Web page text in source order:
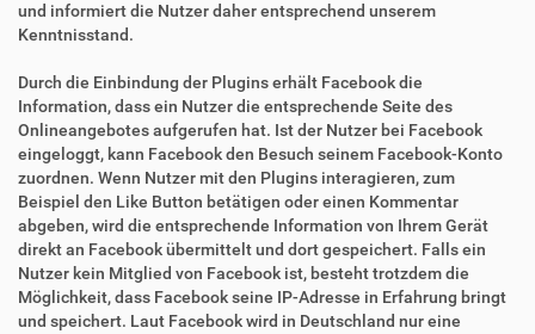
und informiert die Nutzer daher entsprechend unserem
Kenntnisstand.
Durch die Einbindung der Plugins erhält Facebook die
Information, dass ein Nutzer die entsprechende Seite des
Onlineangebotes aufgerufen hat. Ist der Nutzer bei Facebook
eingeloggt, kann Facebook den Besuch seinem Facebook-Konto
zuordnen. Wenn Nutzer mit den Plugins interagieren, zum
Beispiel den Like Button betätigen oder einen Kommentar
abgeben, wird die entsprechende Information von Ihrem Gerät
direkt an Facebook übermittelt und dort gespeichert. Falls ein
Nutzer kein Mitglied von Facebook ist, besteht trotzdem die
Möglichkeit, dass Facebook seine IP-Adresse in Erfahrung bringt
und speichert. Laut Facebook wird in Deutschland nur eine